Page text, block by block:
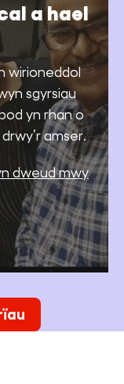
a hael
wirioneddol
sgyrsiau
yn rhan o
amser.
dweud mwy